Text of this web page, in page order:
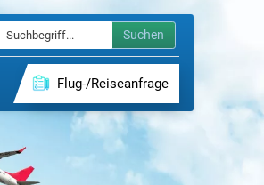
Suchen
Flug-/Reiseanfrage